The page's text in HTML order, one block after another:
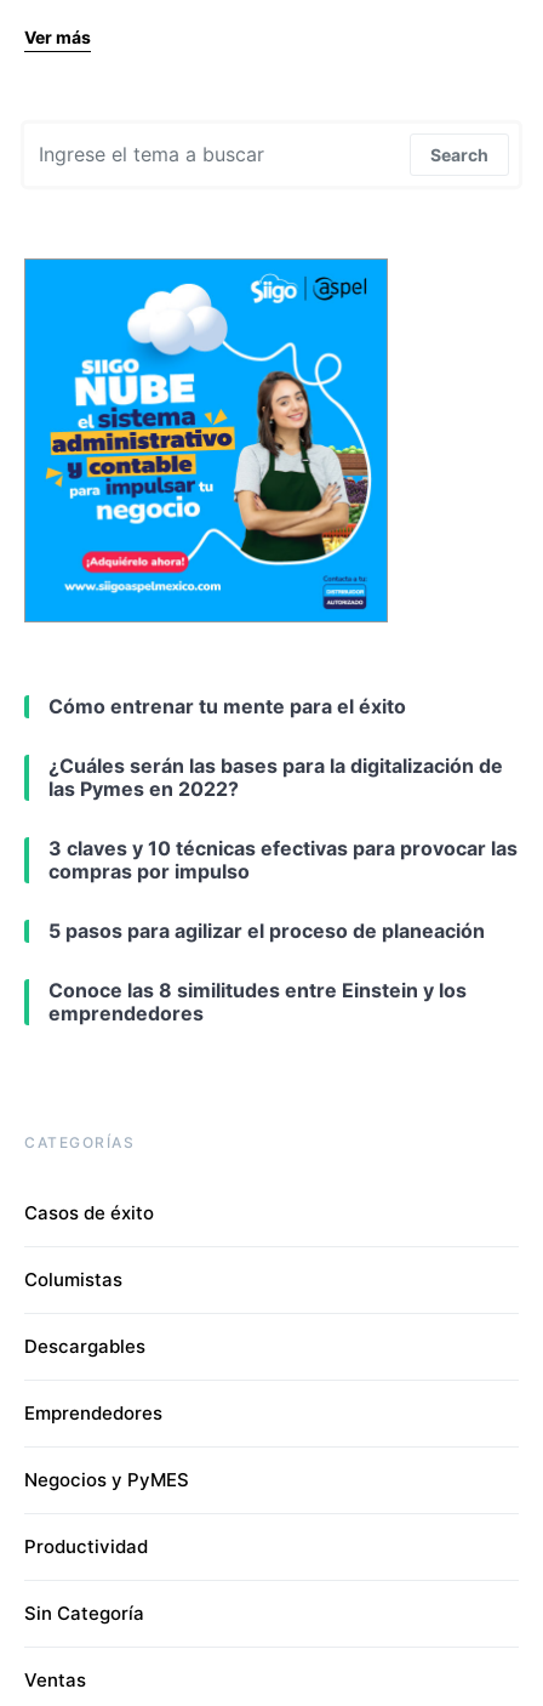
Ver más
Search
Cómo entrenar tu mente para el éxito
¿Cuáles serán las bases para la digitalización de
las Pymes en 2022?
3 claves y 10 técnicas efectivas para provocar las
compras por impulso
5 pasos para agilizar el proceso de planeación
Conoce las 8 similitudes entre Einstein y los
emprendedores
CATEGORÍAS
Casos de éxito
Columistas
Descargables
Emprendedores
Negocios y PyMES
Productividad
Sin Categoría
Ventas